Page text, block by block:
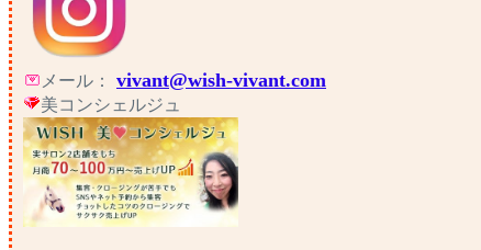
メール： vivant@wish-vivant.com
美コンシェルジュ